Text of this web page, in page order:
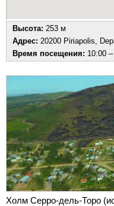
Высота: 253 м
Адрес: 20200 Piriapolis,
Время посещения: 10:00
Холм Серро-дель-Торо